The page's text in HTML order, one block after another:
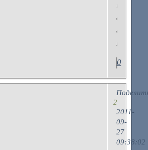
или
для
ее
0
2
2011-
09-
27
09:38:02